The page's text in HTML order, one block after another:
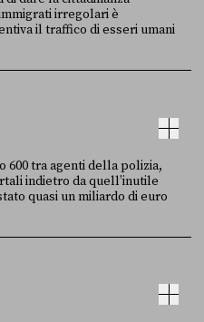
irregolari è
il traffico di esseri umani
600 tra agenti della polizia,
indietro da quell’inutile
quasi un miliardo di euro